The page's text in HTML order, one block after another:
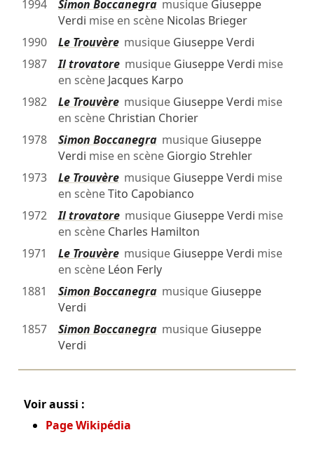
1994 Simon Boccanegramusique Giuseppe
Verdi mise en scène Nicolas Brieger
1990
Le Trouvèremusique Giuseppe Verdi
1987
Il trovatoremusique Giuseppe Verdi mise
en scène Jacques Karpo
1982
Le Trouvèremusique Giuseppe Verdi mise
en scène Christian Chorier
1978
Simon Boccanegramusique Giuseppe
Verdi mise en scène Giorgio Strehler
1973
Le Trouvèremusique Giuseppe Verdi mise
en scèneTito Capobianco
1972
Il trovatoremusique Giuseppe Verdi mise
en scène Charles Hamilton
1971
Le Trouvèremusique Giuseppe Verdi mise
en scène Léon Ferly
1881
Simon Boccanegramusique Giuseppe
Verdi
1857
Simon Boccanegramusique Giuseppe
Verdi
Voir aussi :
Page Wikipédia